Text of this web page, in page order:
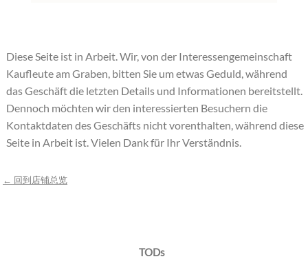
Diese Seite ist in Arbeit. Wir, von der Interessengemeinschaft
Kaufleute am Graben, bitten Sie um etwas Geduld, während
das Geschäft die letzten Details und Informationen bereitstellt.
Dennoch möchten wir den interessierten Besuchern die
Kontaktdaten des Geschäfts nicht vorenthalten, während diese
Seite in Arbeit ist. Vielen Dank für Ihr Verständnis.
← 回到店铺总览
TODs